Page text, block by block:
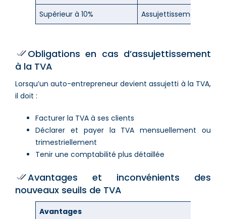
Supérieur à 10%
Assujettissement à la
Obligations en cas d’assujettissement
à la TVA
Lorsqu’un auto-entrepreneur devient assujetti à la TVA,
il doit :
Facturer la TVA à ses clients
Déclarer et payer la TVA mensuellement ou
trimestriellement
Tenir une comptabilité plus détaillée
Avantages et inconvénients des
nouveaux seuils de TVA
Avantages